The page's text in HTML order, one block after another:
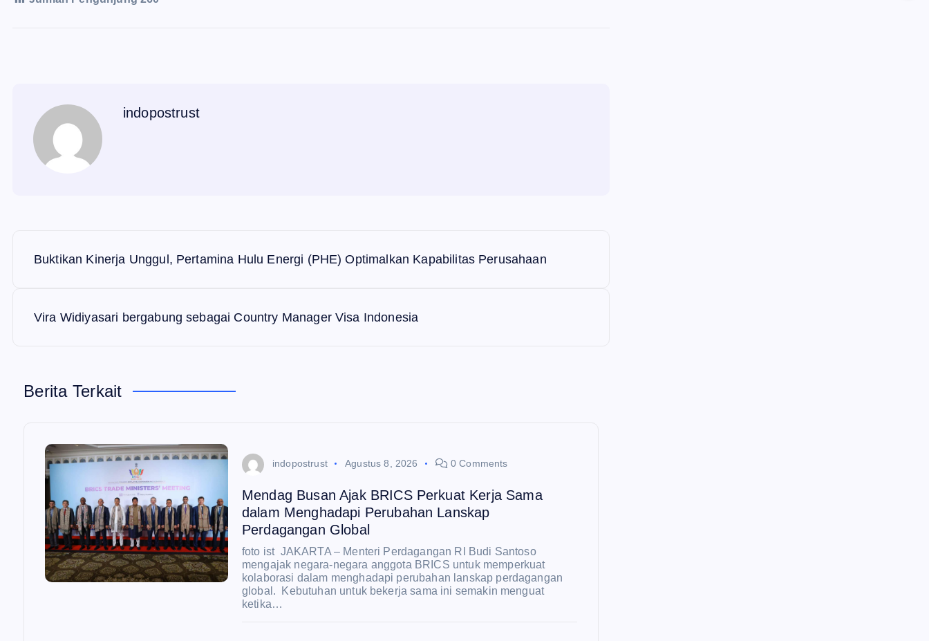
indopostrust
N
g
Buktikan Kinerja Unggul, Pertamina Hulu Energi (PHE) Optimalkan Kapabilitas Perusahaan
Vira Widiyasari bergabung sebagai Country Manager Visa Indonesia
Berita Terkait
indopostrust Agustus 8, 2026 0 Comments
Mendag Busan Ajak BRICS Perkuat Kerja Sama
dalam Menghadapi Perubahan Lanskap
Perdagangan Global
foto ist JAKARTA – Menteri Perdagangan RI Budi Santoso
mengajak negara-negara anggota BRICS untuk memperkuat
kolaborasi dalam menghadapi perubahan lanskap perdagangan
global. Kebutuhan untuk bekerja sama ini semakin menguat
ketika…